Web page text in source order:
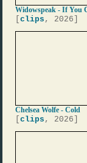
Widowspeak - If You
[clips , 2026]
Chelsea Wolfe - Cold
[clips , 2026]